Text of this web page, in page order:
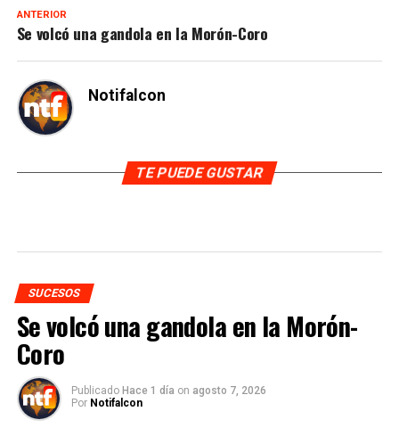
ANTERIOR
Se volcó una gandola en la Morón-Coro
Notifalcon
TE PUEDE GUSTAR
SUCESOS
Se volcó una gandola en la Morón-
Coro
Publicado Hace 1 día on agosto 7, 2026
Por Notifalcon